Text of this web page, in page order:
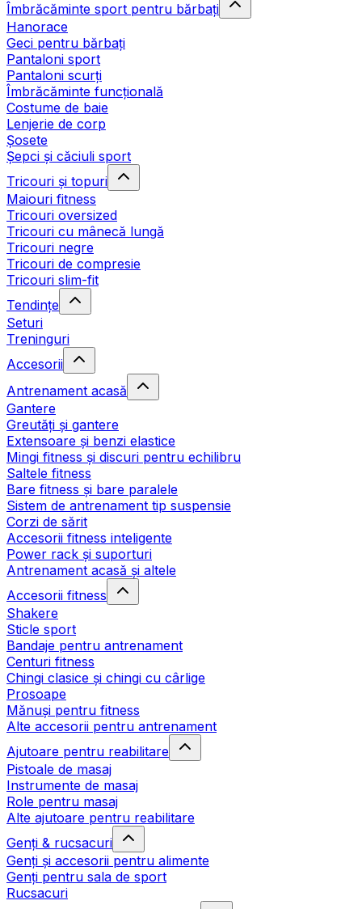
Îmbrăcăminte sport pentru bărbați
Hanorace
Geci pentru bărbați
Pantaloni sport
Pantaloni scurți
Îmbrăcăminte funcțională
Costume de baie
Lenjerie de corp
Șosete
Șepci și căciuli sport
Tricouri și topuri
Maiouri fitness
Tricouri oversized
Tricouri cu mânecă lungă
Tricouri negre
Tricouri de compresie
Tricouri slim-fit
Tendințe
Seturi
Treninguri
Accesorii
Antrenament acasă
Gantere
Greutăți și gantere
Extensoare și benzi elastice
Mingi fitness și discuri pentru echilibru
Saltele fitness
Bare fitness și bare paralele
Sistem de antrenament tip suspensie
Corzi de sărit
Accesorii fitness inteligente
Power rack și suporturi
Antrenament acasă și altele
Accesorii fitness
Shakere
Sticle sport
Bandaje pentru antrenament
Centuri fitness
Chingi clasice și chingi cu cârlige
Prosoape
Mănuși pentru fitness
Alte accesorii pentru antrenament
Ajutoare pentru reabilitare
Pistoale de masaj
Instrumente de masaj
Role pentru masaj
Alte ajutoare pentru reabilitare
Genți & rucsacuri
Genți și accesorii pentru alimente
Genți pentru sala de sport
Rucsacuri